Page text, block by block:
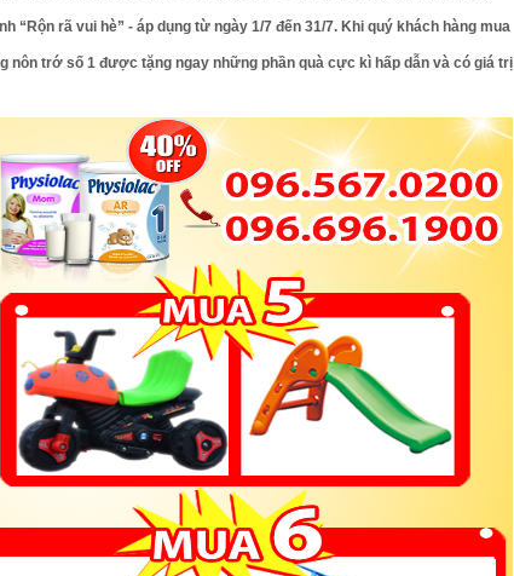
“Rộn rã vui hè” - áp dụng từ ngày 1/7 đến 31/7. Khi quý khách hàng mua
nôn trớ số 1 được tặng ngay những phần quà cực kì hấp dẫn và có giá trị